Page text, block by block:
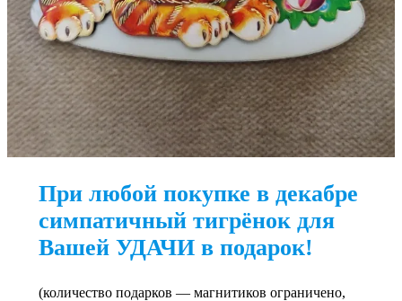
При любой покупке в декабре
симпатичный тигрёнок для
Вашей УДАЧИ в подарок!
(количество подарков — магнитиков ограничено,